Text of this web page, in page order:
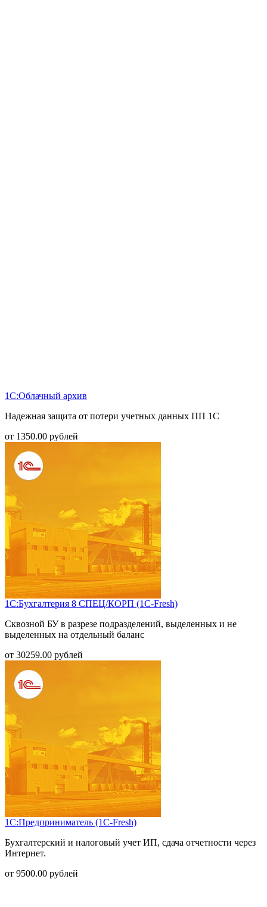
1С:Облачный архив
Надежная защита от потери учетных данных ПП 1С
от 1350.00 рублей
1С:Бухгалтерия 8 СПЕЦ/КОРП (1С-Fresh)
Сквозной БУ в разрезе подразделений, выделенных и не
выделенных на отдельный баланс
от 30259.00 рублей
1С:Предприниматель (1С-Fresh)
Бухгалтерский и налоговый учет ИП, сдача отчетности через
Интернет.
от 9500.00 рублей